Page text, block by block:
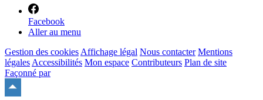
Facebook
Aller au menu
Gestion des cookies Affichage légal Nous contacter Mentions
légales Accessibilités Mon espace Contributeurs Plan de site
Façonné par